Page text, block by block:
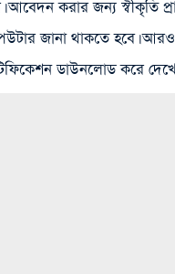
আবেদন করার জন্য স্বীকৃতি
জানা থাকতে হবে।
ডাউনলোড করে দেখে